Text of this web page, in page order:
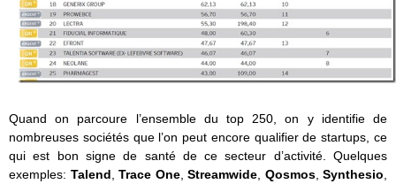
Quand on parcoure l’ensemble du top 250, on y identifie de
nombreuses sociétés que l’on peut encore qualifier de startups, ce
qui est bon signe de santé de ce secteur d’activité. Quelques
exemples: Talend Trace One, Streamwide Qosmos, Synthesio